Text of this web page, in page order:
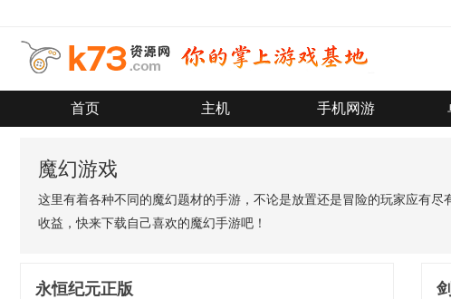
首页 主机 手机网游
魔幻游戏
这里有着各种不同的魔幻题材的手游，不论是放置还是冒险的玩家应有
收益，快来下载自己喜欢的魔幻手游吧！
永恒纪元正版